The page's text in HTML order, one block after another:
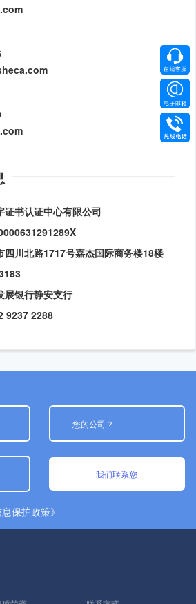
证书认证中心有限公司
四川北路1717号嘉杰国际商务楼18楼
展银行静安支行
9237 2288
我们联系您
息保护政策》